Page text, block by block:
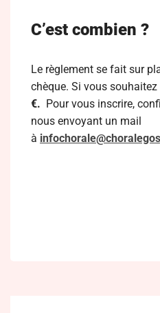
C’est combien ?
Le règlement se fait sur
chèque. Si vous souhaitez
€. Pour vous inscrire,
nous envoyant un mail
à